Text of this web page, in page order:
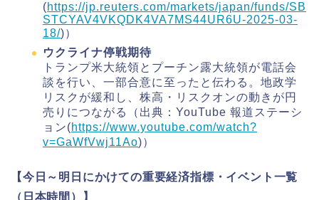
(https://jp.reuters.com/markets/japan/funds/SB
STCYAV4VKQDK4VA7MS44UR6U-2025-03-
18/)）
ウクライナ停戦期待
トランプ米大統領とプーチン露大統領が電話会
談を行い、一部合意に至ったと伝わる。地政学
リスクが緩和し、株高・リスクオンの動きが円
売りにつながる（出典：YouTube 報道ステーシ
ョン(https://www.youtube.com/watch?
v=GaWfVwj11Ao)）
【今日～明日にかけての重要経済指標・イベント一覧
（日本時間）】